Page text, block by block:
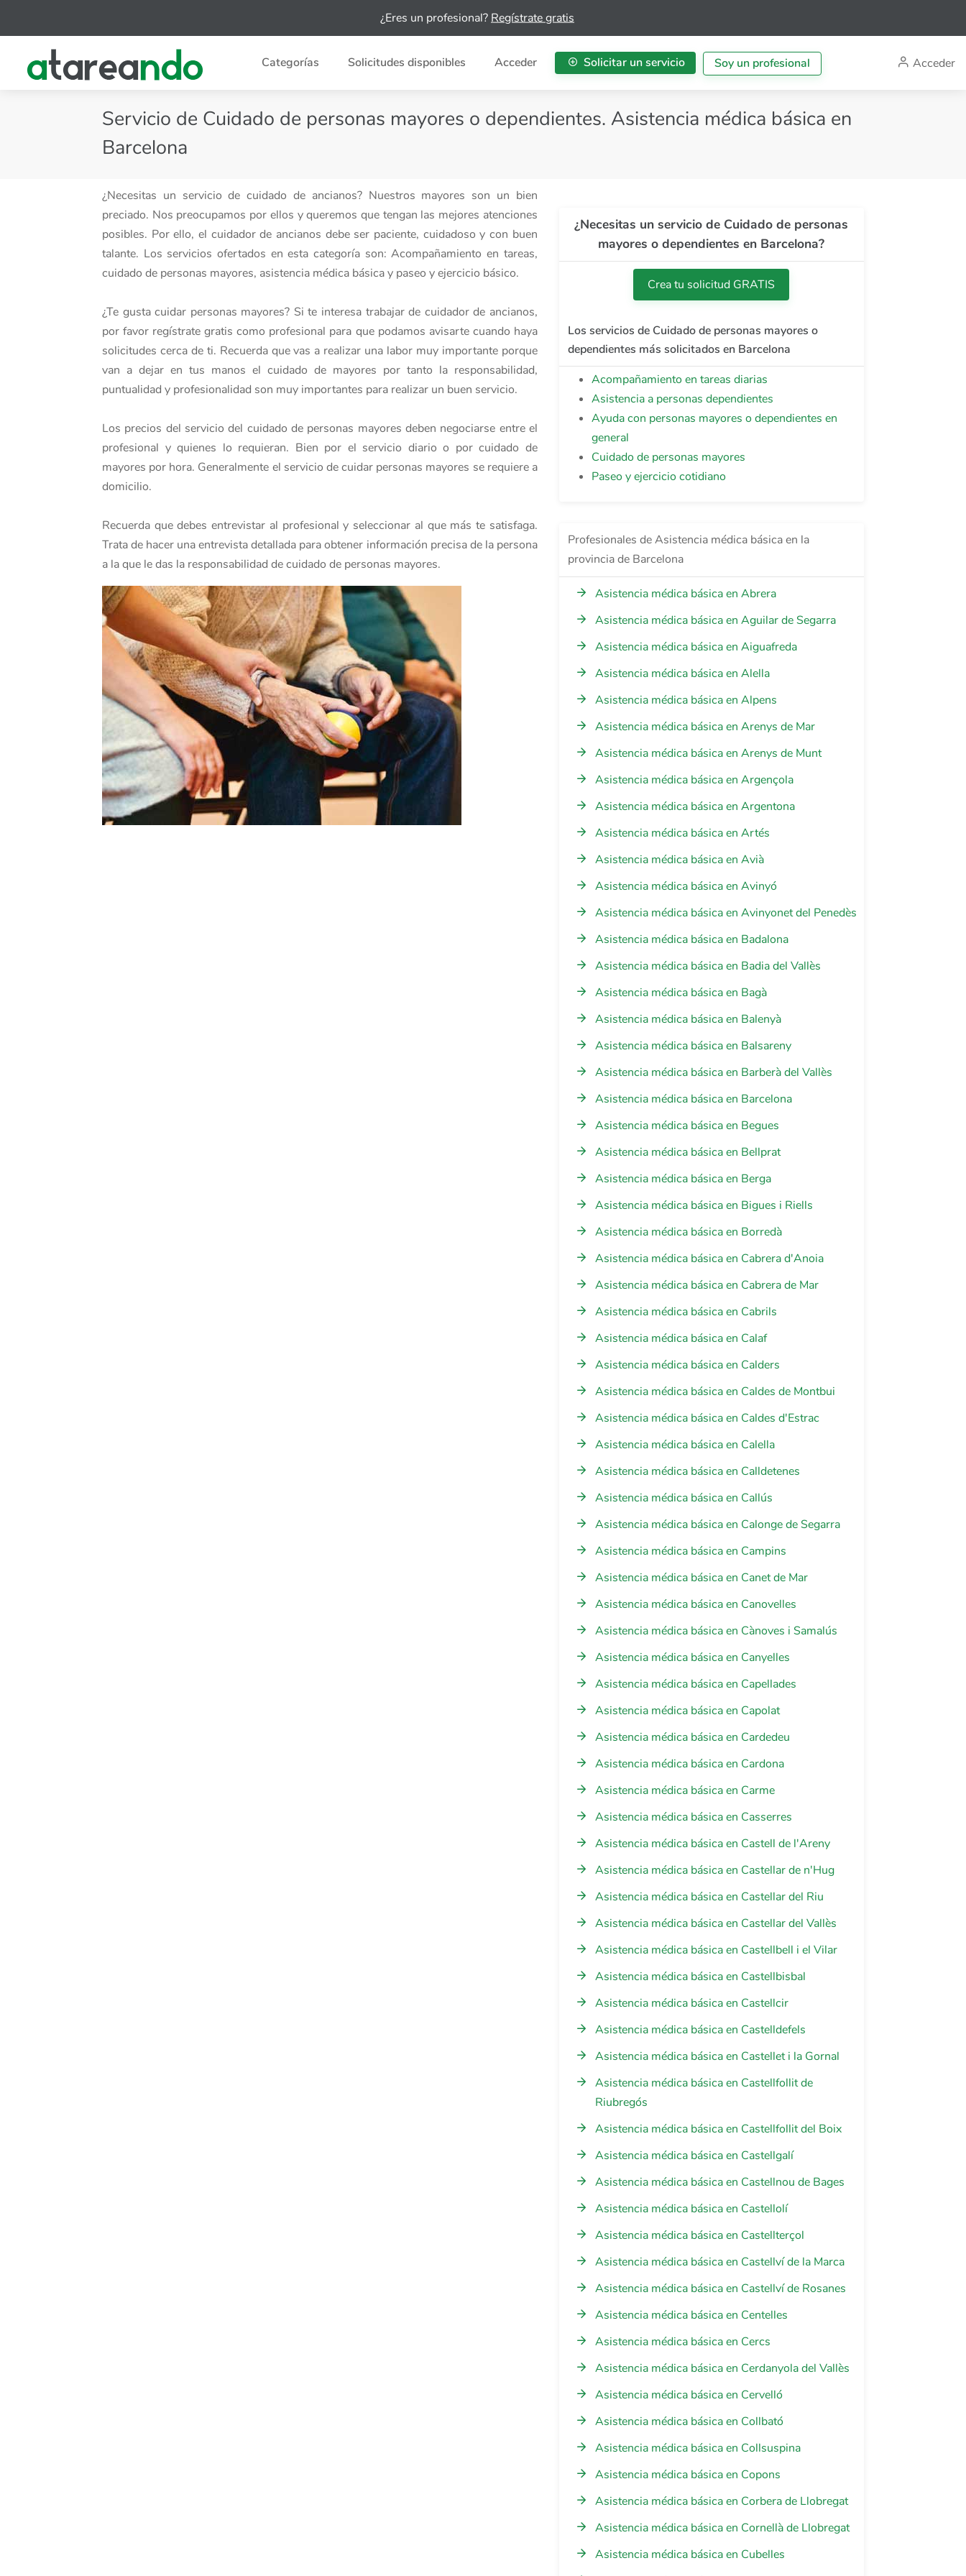
¿Eres un profesional?Regístrate gratis
Categorías Solicitudes disponibles Acceder Solicitar un servicio Soy un profesional Acceder
Servicio de Cuidado de personas mayores o dependientes. Asistencia médica básica en
Barcelona
¿Necesitas un servicio de cuidado de ancianos? Nuestros mayores son un bien
preciado. Nos preocupamos por ellos y queremos que tengan las mejores atenciones
posibles. Por ello, el cuidador de ancianos debe ser paciente, cuidadoso y con buen
talante. Los servicios ofertados en esta categoría son: Acompañamiento en tareas,
cuidado de personas mayores, asistencia médica básica y paseo y ejercicio básico.
¿Te gusta cuidar personas mayores? Si te interesa trabajar de cuidador de ancianos,
por favor regístrate gratis como profesional para que podamos avisarte cuando haya
solicitudes cerca de ti. Recuerda que vas a realizar una labor muy importante porque
van a dejar en tus manos el cuidado de mayores por tanto la responsabilidad,
puntualidad y profesionalidad son muy importantes para realizar un buen servicio.
Los precios del servicio del cuidado de personas mayores deben negociarse entre el
profesional y quienes lo requieran. Bien por el servicio diario o por cuidado de
mayores por hora. Generalmente el servicio de cuidar personas mayores se requiere a
domicilio.
Recuerda que debes entrevistar al profesional y seleccionar al que más te satisfaga.
Trata de hacer una entrevista detallada para obtener información precisa de la persona
a la que le das la responsabilidad de cuidado de personas mayores.
¿Necesitas un servicio de Cuidado de personas
mayores o dependientes en Barcelona?
Crea tu solicitud GRATIS
Los servicios de Cuidado de personas mayores o
dependientes más solicitados en Barcelona
Acompañamiento en tareas diarias
Asistencia a personas dependientes
Ayuda con personas mayores o dependientes en
general
Cuidado de personas mayores
Paseo y ejercicio cotidiano
Profesionales de Asistencia médica básica en la
provincia de Barcelona
Asistencia médica básica en Abrera
Asistencia médica básica en Aguilar de Segarra
Asistencia médica básica en Aiguafreda
Asistencia médica básica en Alella
Asistencia médica básica en Alpens
Asistencia médica básica en Arenys de Mar
Asistencia médica básica en Arenys de Munt
Asistencia médica básica en Argençola
Asistencia médica básica en Argentona
Asistencia médica básica en Artés
Asistencia médica básica en Avià
Asistencia médica básica en Avinyó
Asistencia médica básica en Avinyonet del Penedès
Asistencia médica básica en Badalona
Asistencia médica básica en Badia del Vallès
Asistencia médica básica en Bagà
Asistencia médica básica en Balenyà
Asistencia médica básica en Balsareny
Asistencia médica básica en Barberà del Vallès
Asistencia médica básica en Barcelona
Asistencia médica básica en Begues
Asistencia médica básica en Bellprat
Asistencia médica básica en Berga
Asistencia médica básica en Bigues i Riells
Asistencia médica básica en Borredà
Asistencia médica básica en Cabrera d'Anoia
Asistencia médica básica en Cabrera de Mar
Asistencia médica básica en Cabrils
Asistencia médica básica en Calaf
Asistencia médica básica en Calders
Asistencia médica básica en Caldes de Montbui
Asistencia médica básica en Caldes d'Estrac
Asistencia médica básica en Calella
Asistencia médica básica en Calldetenes
Asistencia médica básica en Callús
Asistencia médica básica en Calonge de Segarra
Asistencia médica básica en Campins
Asistencia médica básica en Canet de Mar
Asistencia médica básica en Canovelles
Asistencia médica básica en Cànoves i Samalús
Asistencia médica básica en Canyelles
Asistencia médica básica en Capellades
Asistencia médica básica en Capolat
Asistencia médica básica en Cardedeu
Asistencia médica básica en Cardona
Asistencia médica básica en Carme
Asistencia médica básica en Casserres
Asistencia médica básica en Castell de l'Areny
Asistencia médica básica en Castellar de n'Hug
Asistencia médica básica en Castellar del Riu
Asistencia médica básica en Castellar del Vallès
Asistencia médica básica en Castellbell i el Vilar
Asistencia médica básica en Castellbisbal
Asistencia médica básica en Castellcir
Asistencia médica básica en Castelldefels
Asistencia médica básica en Castellet i la Gornal
Asistencia médica básica en Castellfollit de
Riubregós
Asistencia médica básica en Castellfollit del Boix
Asistencia médica básica en Castellgalí
Asistencia médica básica en Castellnou de Bages
Asistencia médica básica en Castellolí
Asistencia médica básica en Castellterçol
Asistencia médica básica en Castellví de la Marca
Asistencia médica básica en Castellví de Rosanes
Asistencia médica básica en Centelles
Asistencia médica básica en Cercs
Asistencia médica básica en Cerdanyola del Vallès
Asistencia médica básica en Cervelló
Asistencia médica básica en Collbató
Asistencia médica básica en Collsuspina
Asistencia médica básica en Copons
Asistencia médica básica en Corbera de Llobregat
Asistencia médica básica en Cornellà de Llobregat
Asistencia médica básica en Cubelles